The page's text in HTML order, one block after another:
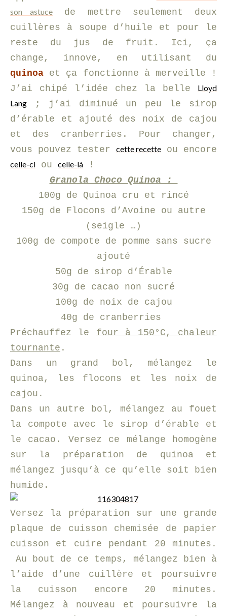
son astuce de mettre seulement deux
cuillères à soupe d’huile et pour le
reste du jus de fruit. Ici, ça
change, innove, en utilisant du
quinoa et ça fonctionne à merveille !
J’ai chipé l’idée chez la belle Lloyd
Lang ; j’ai diminué un peu le sirop
d’érable et ajouté des noix de cajou
et des cranberries . Pour changer,
vous pouvez tester cette recette ou encore
celle-ci ou celle-là !
Granola Choco Quinoa :
100g de Quinoa cru et rincé
150g de Flocons d’Avoine ou autre
(seigle …)
100g de compote de pomme sans sucre
ajouté
50g de sirop d’Érable
30g de cacao non sucré
100g de noix de cajou
40g de cranberries
Préchauffez le four à 150°C, chaleur
tournante .
Dans un grand bol, mélangez le
quinoa, les flocons et les noix de
cajou.
Dans un autre bol, mélangez au fouet
la compote avec le sirop d’érable et
le cacao. Versez ce mélange homogène
sur la préparation de quinoa et
mélangez jusqu’à ce qu’elle soit bien
humide.
Versez la préparation sur une grande
plaque de cuisson chemisée de papier
cuisson et cuire pendant 20 minutes.
Au bout de ce temps, mélangez bien à
l’aide d’une cuillère et poursuivre
la cuisson encore 20 minutes.
Mélangez à nouveau et poursuivre la